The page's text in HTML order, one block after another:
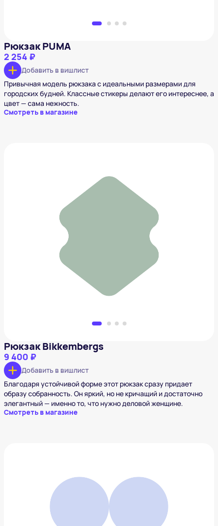
Рюкзак PUMA
2 254 ₽
Добавить в вишлист
Привычная модель рюкзака с идеальными размерами для
городских будней. Классные стикеры делают его интереснее, а
цвет — сама нежность.
Смотреть в магазине
Рюкзак Bikkembergs
9 400 ₽
Добавить в вишлист
Благодаря устойчивой форме этот рюкзак сразу придает
образу собранность. Он яркий, но не кричащий и достаточно
элегантный — именно то, что нужно деловой женщине.
Смотреть в магазине